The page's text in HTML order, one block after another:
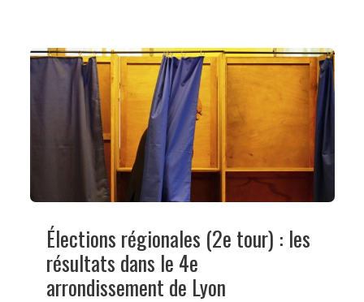
Élections régionales (2e tour) : les
résultats dans le 4e
arrondissement de Lyon